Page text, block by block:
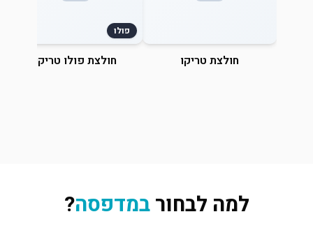
חולצת טריקו
פולו
חולצת פולו טריקו
למה לבחורבמדפסה?